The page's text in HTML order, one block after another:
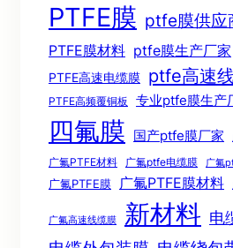
PTFE膜 ptfe膜供应
PTFE膜材料 ptfe膜生产厂家
PTFE高速电缆膜 ptfe高速
PTFE高频覆铜板 专业ptfe膜生产
四氟膜 国产ptfe膜厂家
广氟PTFE材料 广氟ptfe电缆膜 广氟
广氟PTFE膜 广氟PTFE膜材料
广氟高速线缆膜 新材料 电